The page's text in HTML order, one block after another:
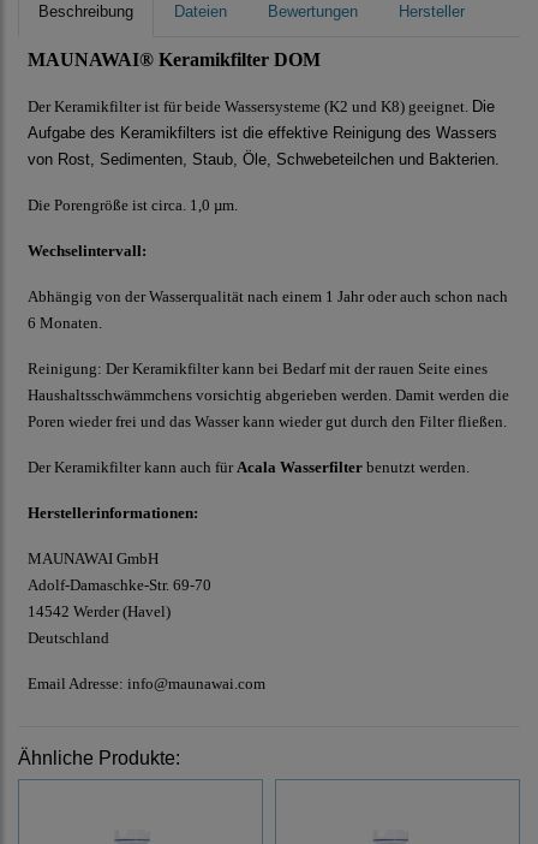
Beschreibung Dateien Bewertungen Hersteller
MAUNAWAI® Keramikfilter DOM
Der Keramikfilter ist für beide Wassersysteme (K2 und K8) geeignet. Die
Aufgabe des Keramikfilters ist die effektive Reinigung des Wassers
von Rost, Sedimenten, Staub, Öle, Schwebeteilchen und Bakterien.
Die Porengröße ist circa. 1,0 µm.
Wechselintervall:
Abhängig von der Wasserqualität nach einem 1 Jahr oder auch schon nach
6 Monaten.
Reinigung: Der Keramikfilter kann bei Bedarf mit der rauen Seite eines
Haushaltsschwämmchens vorsichtig abgerieben werden. Damit werden die
Poren wieder frei und das Wasser kann wieder gut durch den Filter fließen.
Der Keramikfilter kann auch fürAcala Wasserfilter benutzt werden.
Herstellerinformationen:
MAUNAWAI GmbH
Adolf-Damaschke-Str. 69-70
14542 Werder (Havel)
Deutschland
Email Adresse: info@maunawai.com
Ähnliche Produkte: